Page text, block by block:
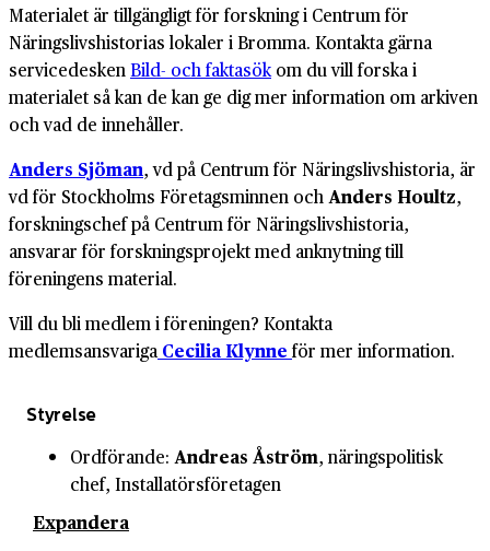
Materialet är tillgängligt för forskning i Centrum för
Näringslivshistorias lokaler i Bromma. Kontakta gärna
servicedeskenBild- och faktasökom du vill forska i
materialet så kan de kan ge dig mer information om arkiven
och vad de innehåller.
Anders Sjöman, vd på Centrum för Näringslivshistoria, är
vd för Stockholms Företagsminnen ochAnders Houltz,
forskningschef på Centrum för Näringslivshistoria,
ansvarar för forskningsprojekt med anknytning till
föreningens material.
Vill du bli medlem i föreningen? Kontakta
medlemsansvarigaCecilia Klynne för mer information.
Styrelse
Ordförande: Andreas Åström, näringspolitisk
chef, Installatörsföretagen
Ledamöter
Expandera